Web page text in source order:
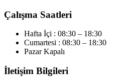
Çalışma Saatleri
Hafta İçi : 08:30 – 18:30
Cumartesi : 08:30 – 18:30
Pazar Kapalı
İletişim Bilgileri